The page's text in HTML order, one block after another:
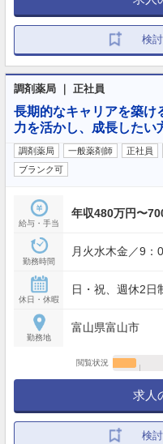
検
調剤薬局 ｜ 正社員
長期的なキャリアを築け
力を活かし、成長したい
調剤薬局 一般薬剤師 正社員
ブランク可
給与・手当
年収480万円〜
勤務時間
月火水木金／9
休日・休暇
日・祝、週休2日
勤務地
富山県富山市
閲覧状況
求人
検